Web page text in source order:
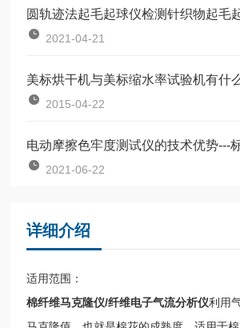
圆轨迹法起毛起球仪检测针织物起毛
2021-04-21
美标烘干机与美标缩水率试验机有什
2015-04-22
电动摩擦色牢度测试仪的技术优势---
2021-06-22
详细介绍
适用范围：
棉纤维马克隆仪/纤维电子气流分析仪利用